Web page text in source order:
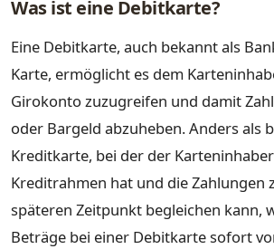
Was ist eine Debitkarte?
Eine Debitkarte, auch bekannt als
Karte, ermöglicht es dem
Girokonto zuzugreifen und damit
oder Bargeld abzuheben. Anders als
Kreditkarte, bei der der
Kreditrahmen hat und die Zahlungen
späteren Zeitpunkt begleichen kann,
Beträge bei einer Debitkarte sofort